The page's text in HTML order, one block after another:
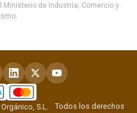
Ministerio de Industria, Comercio y
S.L. Todos los derechos